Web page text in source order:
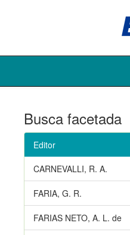
Busca facetada
Editor
CARNEVALLI, R. A.
FARIA, G. R.
FARIAS NETO, A. L. de